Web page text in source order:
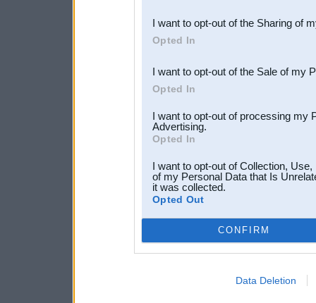
Downstream Participants
third parties.
I want to opt-out of the Sharing of
Opted In
I want to opt-out of the Sale of my
Opted In
I want to opt-out of processing my
Advertising.
Opted In
I want to opt-out of Collection,
of my Personal Data that Is
it was collected.
Opted Out
CONFIRM
Data Deletion